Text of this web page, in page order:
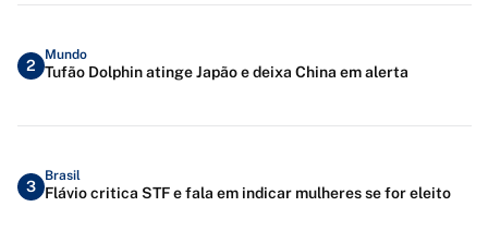
2
Mundo
Tufão Dolphin atinge Japão e deixa China em alerta
3
Brasil
Flávio critica STF e fala em indicar mulheres se for eleito